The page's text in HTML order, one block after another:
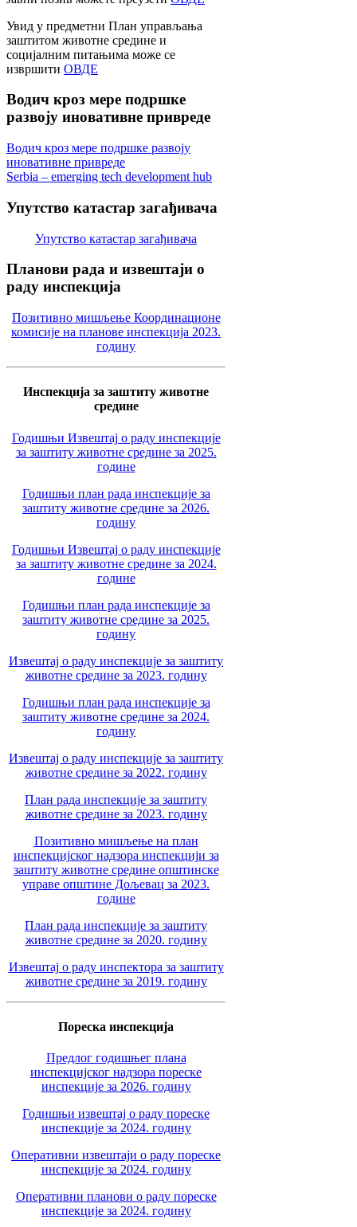
Увид у предметни План управљања
заштитом животне средине и
социјалним питањима може се
извршити ОВДЕ
Водич кроз мере подршке
развоју иновативне привреде
Водич кроз мере подршке развоју
иновативне привреде
Serbia – emerging tech development hub
Упутство катастар загађивача
Упутство катастар загађивача
Планови рада и извештаји о
раду инспекција
Позитивно мишљење Координационе
комисије на планове инспекција 2023.
годину
Инспекција за заштиту животне
средине
Годишњи Извештај о раду инспекције
за заштиту животне средине за 2025.
године
Годишњи план рада инспекције за
заштиту животне средине за 2026.
годину
Годишњи Извештај о раду инспекције
за заштиту животне средине за 2024.
године
Годишњи план рада инспекције за
заштиту животне средине за 2025.
годину
Извештај о раду инспекције за заштиту
животне средине за 2023. годину
Годишњи план рада инспекције за
заштиту животне средине за 2024.
годину
Извештај о раду инспекције за заштиту
животне средине за 2022. годину
План рада инспекције за заштиту
животне средине за 2023. годину
Позитивно мишљење на план
инспекцијског надзора инспекцији за
заштиту животне средине општинске
управе општине Дољевац за 2023.
године
План рада инспекције за заштиту
животне средине за 2020. годину
Извештај о раду инспектора за заштиту
животне средине за 2019. годину
Пореска инспекција
Предлог годишњег плана
инспекцијског надзора пореске
инспекције за 2026. годину
Годишњи извештај о раду пореске
инспекције за 2024. годину
Оперативни извештаји о раду пореске
инспекције за 2024. годину
Оперативни планови о раду пореске
инспекције за 2024. годину